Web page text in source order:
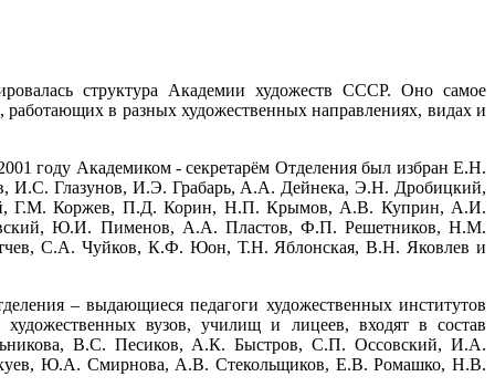
структура Академии художеств СССР. Оно самое
в разных художественных направлениях, видах и
году Академиком - секретарём Отделения был избран Е.Н.
Глазунов, И.Э. Грабарь, А.А. Дейнека, Э.Н. Дробицкий,
Г.М. Коржев, П.Д. Корин, Н.П. Крымов, А.В. Куприн, А.И.
Ю.И. Пименов, А.А. Пластов, Ф.П. Решетников, Н.М.
С.А. Чуйков, К.Ф. Юон, Т.Н. Яблонская, В.Н. Яковлев и
– выдающиеся педагоги художественных институтов
вузов, училищ и лицеев, входят в состав
B.C. Песиков, А.К. Быстров, С.П. Оссовский, И.А.
Ю.А. Смирнова, А.В. Стекольщиков, Е.В. Ромашко, Н.В.